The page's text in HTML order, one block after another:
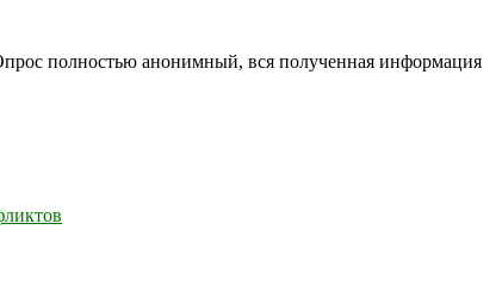
полностью анонимный, вся полученная информация